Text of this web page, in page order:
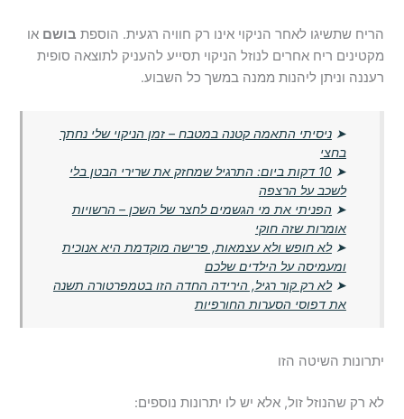
הריח שתשיגו לאחר הניקוי אינו רק חוויה רגעית. הוספת בושם או
מקטינים ריח אחרים לנוזל הניקוי תסייע להעניק לתוצאה סופית
רעננה וניתן ליהנות ממנה במשך כל השבוע.
➤ניסיתי התאמה קטנה במטבח – זמן הניקוי שלי נחתך
בחצי
➤
10 דקות ביום: התרגיל שמחזק את שרירי הבטן בלי
לשכב על הרצפה
➤ הפניתי את מי הגשמים לחצר של השכן – הרשויות
אומרות שזה חוקי
➤לא חופש ולא עצמאות, פרישה מוקדמת היא אנוכית
ומעמיסה על הילדים שלכם
➤לא רק קור רגיל, הירידה החדה הזו בטמפרטורה תשנה
את דפוסי הסערות החורפיות
יתרונות השיטה הזו
לא רק שהנוזל זול, אלא יש לו יתרונות נוספים: